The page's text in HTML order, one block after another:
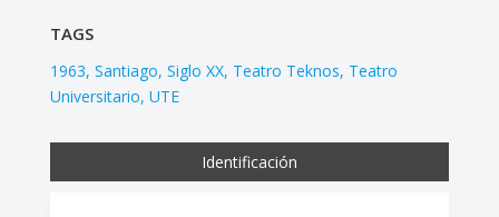
TAGS
1963 Santiago Siglo XX Teatro Teknos Teatro
Universitario UTE
Identificación